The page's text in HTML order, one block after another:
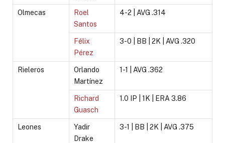
Olmecas
Roel
Santos
4-2 | AVG .314
Félix
Pérez
3-0 | BB | 2K | AVG .320
Rieleros
Orlando
Martínez
1-1 | AVG .362
Richard
Guasch
1.0 IP | 1K | ERA 3.86
Leones
Yadir
Drake
3-1 | BB | 2K | AVG .375